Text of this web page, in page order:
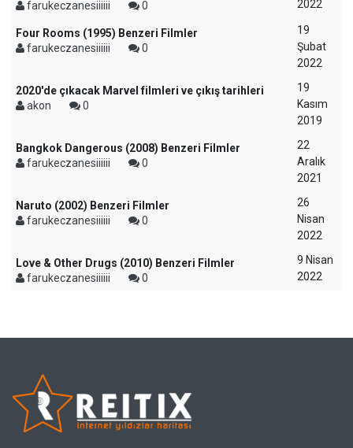
farukeczanesiiiiii
0
2022
Four Rooms (1995) Benzeri Filmler
farukeczanesiiiiii
0
19
Şubat
2022
2020'de çıkacak Marvel filmleri ve çıkış tarihleri
akon
0
19
Kasım
2019
Bangkok Dangerous (2008) Benzeri Filmler
farukeczanesiiiiii
0
22
Aralık
2021
Naruto (2002) Benzeri Filmler
farukeczanesiiiiii
0
26
Nisan
2022
Love & Other Drugs (2010) Benzeri Filmler
farukeczanesiiiiii
0
9 Nisan
2022